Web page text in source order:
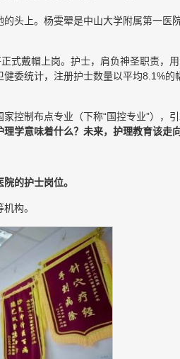
头上。杨雯翚是中山大学附属第一医
式戴帽上岗。护士，肩负神圣职责，
委统计，注册护士数量以平均8.1%的
控制布点专业（下称“国控专业”），引
学意味着什么？未来，护理教育该走向
的护士岗位。
构。